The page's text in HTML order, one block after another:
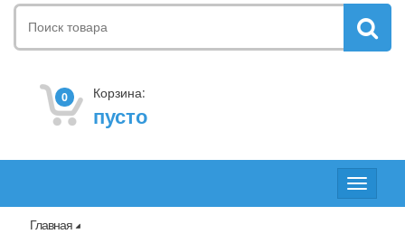
0 Корзина:
пусто
Toggle
Главная